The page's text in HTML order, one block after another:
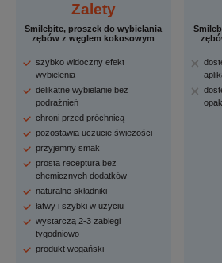
Zalety
Smilebite, proszek do wybielania
zębów z węglem kokosowym
szybko widoczny efekt
wybielenia
delikatne wybielanie bez
podrażnień
chroni przed próchnicą
pozostawia uczucie świeżości
przyjemny smak
prosta receptura bez
chemicznych dodatków
naturalne składniki
łatwy i szybki w użyciu
wystarczą 2-3 zabiegi
tygodniowo
produkt wegański